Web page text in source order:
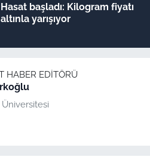
Hasat başladı: Kilogram fiyatı
altınla yarışıyor
HABER EDITÖRÜ